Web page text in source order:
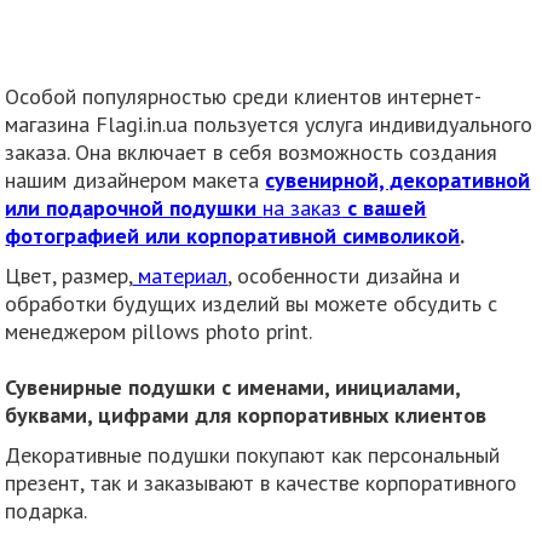
Особой популярностью среди клиентов интернет-
магазина Flagi.in.ua пользуется услуга индивидуального
заказа. Она включает в себя возможность создания
нашим дизайнером макета сувенирной, декоративной
или подарочной подушки на заказ с вашей
фотографией или корпоративной символикой.
Цвет, размер,материал, особенности дизайна и
обработки будущих изделий вы можете обсудить с
менеджером pillows photo print.
Сувенирные подушки с именами, инициалами,
буквами, цифрами для корпоративных клиентов
Декоративные подушки покупают как персональный
презент, так и заказывают в качестве корпоративного
подарка.